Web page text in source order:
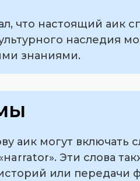
что настоящий аик
наследия
знаниями.
аик могут включать
Эти слова
или передачи